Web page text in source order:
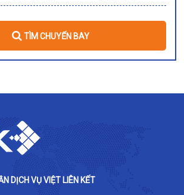
TÌM CHUYẾN BAY
DỊCH VỤ VIỆT LIÊN KẾT